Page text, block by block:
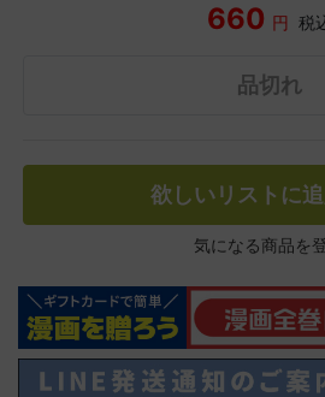
660 円 税
品切れ
欲しいリストに
気になる商品を